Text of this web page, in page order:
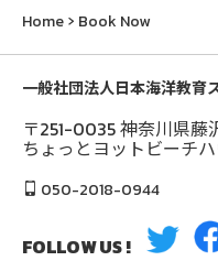
Home Book Now
一般社団法人日本海洋教育
〒251-0035 神奈川県藤
ちょっとヨットビーチ
050-2018-0944
FOLLOW US !